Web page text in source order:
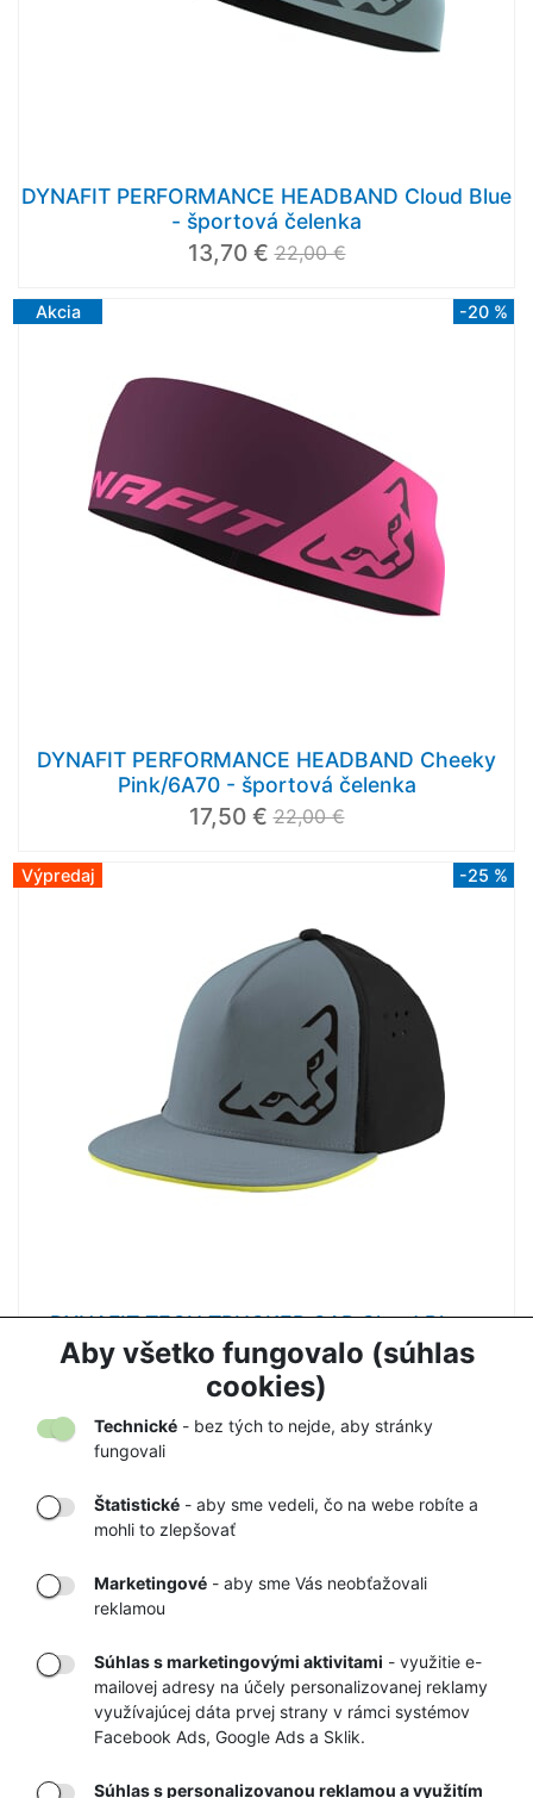
Aby všetko fungovalo (súhlas
cookies)
Technické - bez tých to nejde, aby stránky
fungovali
Štatistické - aby sme vedeli, čo na webe robíte a
mohli to zlepšovať
Marketingové - aby sme Vás neobťažovali
reklamou
Súhlas s marketingovými aktivitami - využitie e-
mailovej adresy na účely personalizovanej reklamy
využívajúcej dáta prvej strany v rámci systémov
Facebook Ads, Google Ads a Sklik.
Súhlas s personalizovanou reklamou a využitím
DYNAFIT PERFORMANCE HEADBAND Cloud Blue
- športová čelenka
13,70 € 22,00 €
Akcia -20 %
DYNAFIT PERFORMANCE HEADBAND Cheeky
Pink/6A70 - športová čelenka
17,50 € 22,00 €
Výpredaj -25 %
DYNAFIT TECH TRUCKER CAP Cloud Blue -
šiltovka
27,90 € 37,00 €
TOVARU AŽ K
VÁM DOMOV
OBCHOD
RÝCHLE
DORUČENIE
GARANCIA
NAJNIŽŠÍCH CIEN